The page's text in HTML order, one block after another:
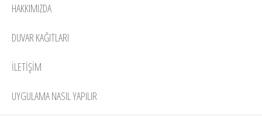
HAKKIMIZDA
DUVAR KAĞITLARI
İLETİŞİM
UYGULAMA NASIL YAPILIR